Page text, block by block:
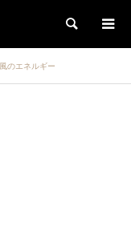
検索
風のエネルギー